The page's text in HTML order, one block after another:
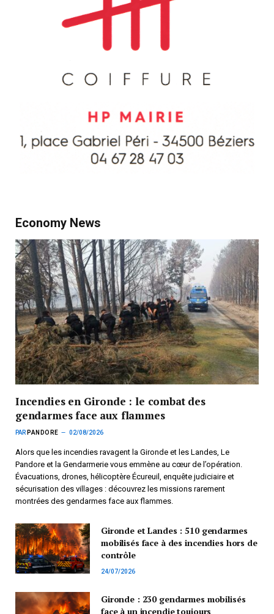
Economy News
Incendies en Gironde : le combat des
gendarmes face aux flammes
PAR PANDORE 02/08/2026
Alors que les incendies ravagent la Gironde et les Landes, Le
Pandore et la Gendarmerie vous emmène au cœur de l’opération.
Évacuations, drones, hélicoptère Écureuil, enquête judiciaire et
sécurisation des villages : découvrez les missions rarement
montrées des gendarmes face aux flammes.
Gironde et Landes : 510 gendarmes
mobilisés face à des incendies hors de
contrôle
24/07/2026
Gironde : 230 gendarmes mobilisés
face à un incendie toujours